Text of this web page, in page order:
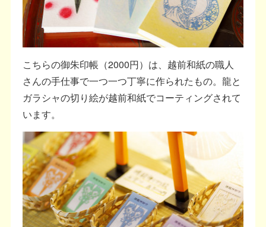
こちらの御朱印帳（2000円）は、越前和紙の職人
さんの手仕事で一つ一つ丁寧に作られたもの。龍と
ガラシャの切り絵が越前和紙でコーティングされて
います。